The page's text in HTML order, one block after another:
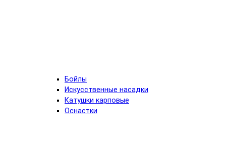
Бойлы
Искусственные насадки
Катушки карповые
Оснастки